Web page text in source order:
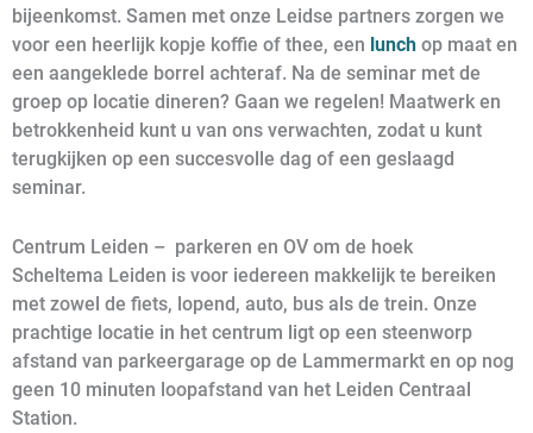
bijeenkomst. Samen met onze Leidse partners zorgen we
voor een heerlijk kopje koffie of thee, een lunch op maat en
een aangeklede borrel achteraf. Na de seminar met de
groep op locatie dineren? Gaan we regelen! Maatwerk en
betrokkenheid kunt u van ons verwachten, zodat u kunt
terugkijken op een succesvolle dag of een geslaagd
seminar.
Centrum Leiden – parkeren en OV om de hoek
Scheltema Leiden is voor iedereen makkelijk te bereiken
met zowel de fiets, lopend, auto, bus als de trein. Onze
prachtige locatie in het centrum ligt op een steenworp
afstand van parkeergarage op de Lammermarkt en op nog
geen 10 minuten loopafstand van het Leiden Centraal
Station.